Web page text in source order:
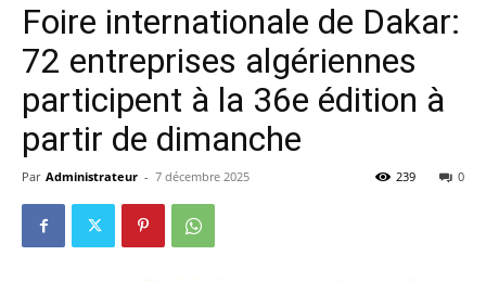
Foire internationale de Dakar:
72 entreprises algériennes
participent à la 36e édition à
partir de dimanche
Par Administrateur - 7 décembre 2025 0
239